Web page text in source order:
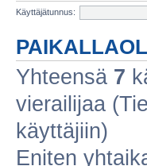
Käyttäjätunnus:
Yhteensä 7
vierailijaa
käyttäjiin)
Eniten